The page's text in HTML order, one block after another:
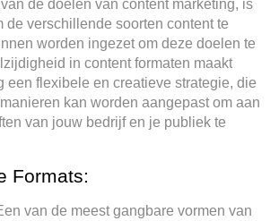
de doelen van content marketing, is
de verschillende soorten content te
worden ingezet om deze doelen te
in content formaten maakt
een flexibele en creatieve strategie, die
kan worden aangepast om aan
van jouw bedrijf en je publiek te
Formats:
van de meest gangbare vormen van